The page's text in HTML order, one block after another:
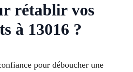
rétablir vos
à 13016 ?
pour déboucher une